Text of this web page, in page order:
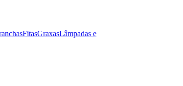
FitasGraxasLâmpadas e